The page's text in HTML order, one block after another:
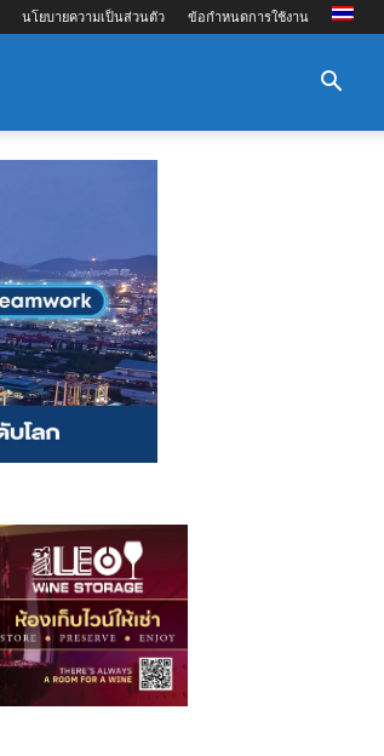
นโยบายความเป็นส่วนตัว ข้อกำหนดการใช้งาน